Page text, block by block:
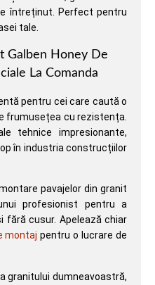
întreținut. Perfect pentru
tale.
Galben Honey De
La Comanda
pentru cei care caută o
frumusețea cu rezistența.
tehnice impresionante,
în industria construcțiilor
pavajelor din granit
profesionist pentru a
cusur. Apelează chiar
montaj pentru o lucrare de
granitului dumneavoastră,